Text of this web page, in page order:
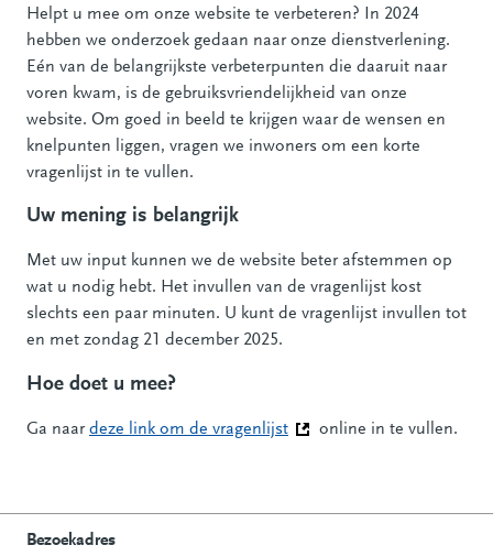
Helpt u mee om onze website te verbeteren? In 2024
hebben we onderzoek gedaan naar onze dienstverlening.
Eén van de belangrijkste verbeterpunten die daaruit naar
voren kwam, is de gebruiksvriendelijkheid van onze
website. Om goed in beeld te krijgen waar de wensen en
knelpunten liggen, vragen we inwoners om een korte
vragenlijst in te vullen.
Uw mening is belangrijk
Met uw input kunnen we de website beter afstemmen op
wat u nodig hebt. Het invullen van de vragenlijst kost
slechts een paar minuten. U kunt de vragenlijst invullen tot
en met zondag 21 december 2025.
Hoe doet u mee?
Ga naardeze link om de vragenlijst (Deze link gaat naar een
online in te vullen.
Bezoekadres